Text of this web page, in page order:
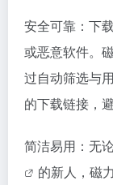
安全可靠：下
或恶意软件。
过自动筛选与
的下载链接，
简洁易用：无
的新人，磁